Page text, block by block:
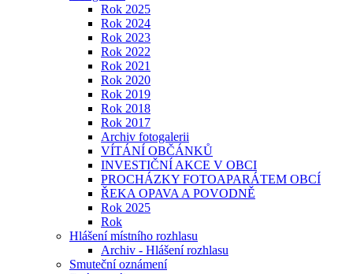
Rok 2025
Rok 2024
Rok 2023
Rok 2022
Rok 2021
Rok 2020
Rok 2019
Rok 2018
Rok 2017
Archiv fotogalerii
VÍTÁNÍ OBČÁNKŮ
INVESTIČNÍ AKCE V OBCI
PROCHÁZKY FOTOAPARÁTEM OBCÍ
ŘEKA OPAVA A POVODNĚ
Rok 2025
Rok
Hlášení místního rozhlasu
Archiv - Hlášení rozhlasu
Smuteční oznámení